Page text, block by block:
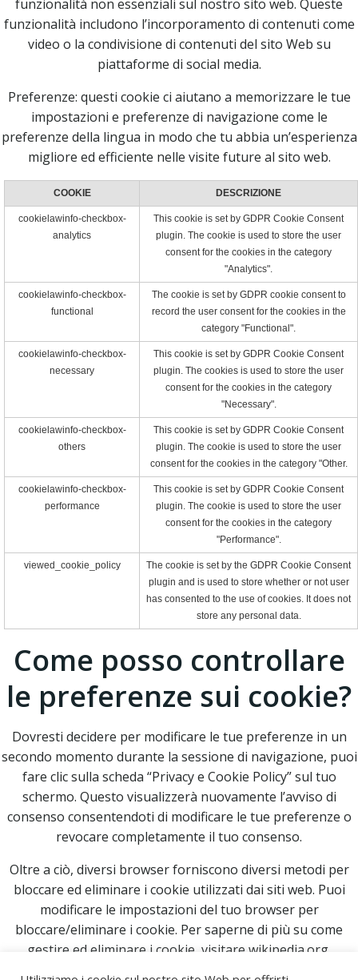
funzionalità non essenziali sul nostro sito web. Queste
funzionalità includono l’incorporamento di contenuti come
video o la condivisione di contenuti del sito Web su
piattaforme di social media.
Preferenze: questi cookie ci aiutano a memorizzare le tue
impostazioni e preferenze di navigazione come le
preferenze della lingua in modo che tu abbia un’esperienza
migliore ed efficiente nelle visite future al sito web.
COOKIE DESCRIZIONE
cookielawinfo-checkbox-
analytics
This cookie is set by GDPR Cookie Consent
plugin. The cookie is used to store the user
consent for the cookies in the category
"Analytics".
cookielawinfo-checkbox-
functional
The cookie is set by GDPR cookie consent to
record the user consent for the cookies in the
category "Functional".
cookielawinfo-checkbox-
necessary
This cookie is set by GDPR Cookie Consent
plugin. The cookies is used to store the user
consent for the cookies in the category
"Necessary".
cookielawinfo-checkbox-
others
This cookie is set by GDPR Cookie Consent
plugin. The cookie is used to store the user
consent for the cookies in the category "Other.
cookielawinfo-checkbox-
performance
This cookie is set by GDPR Cookie Consent
plugin. The cookie is used to store the user
consent for the cookies in the category
"Performance".
viewed_cookie_policy
The cookie is set by the GDPR Cookie Consent
plugin and is used to store whether or not user
has consented to the use of cookies. It does not
store any personal data.
Come posso controllare
le preferenze sui cookie?
Dovresti decidere per modificare le tue preferenze in un
secondo momento durante la sessione di navigazione, puoi
fare clic sulla scheda “Privacy e Cookie Policy” sul tuo
schermo. Questo visualizzerà nuovamente l’avviso di
consenso consentendoti di modificare le tue preferenze o
revocare completamente il tuo consenso.
Oltre a ciò, diversi browser forniscono diversi metodi per
bloccare ed eliminare i cookie utilizzati dai siti web. Puoi
modificare le impostazioni del tuo browser per
bloccare/eliminare i cookie. Per saperne di più su come
gestire ed eliminare i cookie, visitare wikipedia.org,